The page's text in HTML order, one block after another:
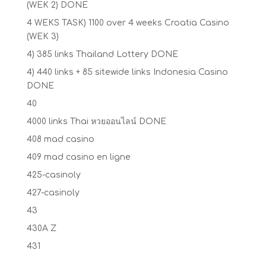
(WEK 2) DONE
4 WEKS TASK) 1100 over 4 weeks Croatia Casino
(WEK 3)
4) 385 links Thailand Lottery DONE
4) 440 links + 85 sitewide links Indonesia Casino
DONE
40
4000 links Thai หวยออนไลน์ DONE
408 mad casino
409 mad casino en ligne
425-casinoly
427-casinoly
43
430A Z
431